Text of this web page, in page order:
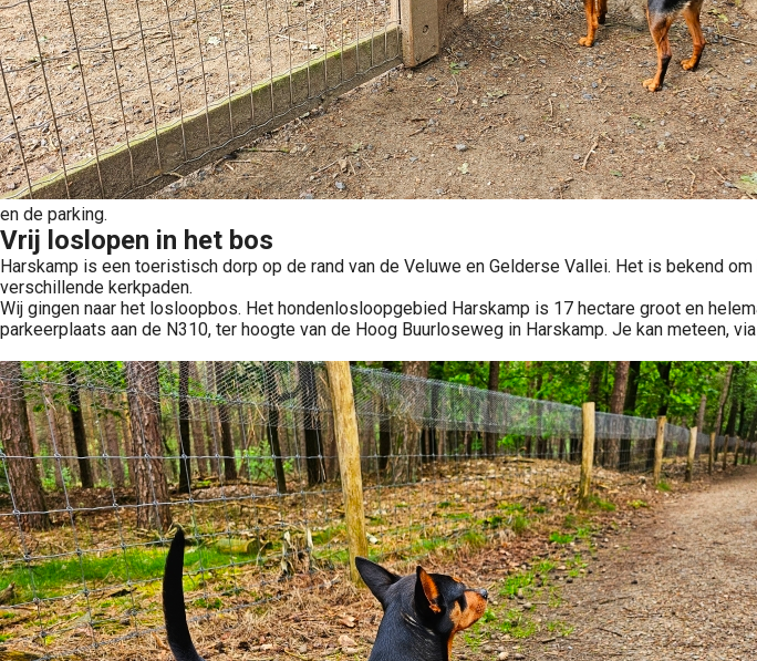
en de parking.
Vrij loslopen in het bos
Harskamp is een toeristisch dorp op de rand van de Veluwe en Gelderse Vallei. Het is bekend
verschillende kerkpaden.
Wij gingen naar het losloopbos. Het hondenlosloopgebied Harskamp is 17 hectare groot en
parkeerplaats aan de N310, ter hoogte van de Hoog Buurloseweg in Harskamp. Je kan meteen,